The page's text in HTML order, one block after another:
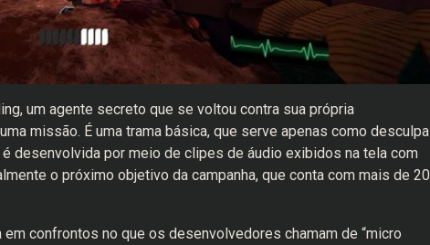
um agente secreto que se voltou contra sua própria
missão. É uma trama básica, que serve apenas como desculpa
desenvolvida por meio de clipes de áudio exibidos na tela com
o próximo objetivo da campanha, que conta com mais de 20
confrontos no que os desenvolvedores chamam de “micro